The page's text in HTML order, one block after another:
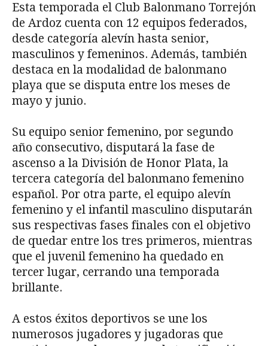
Esta temporada el Club Balonmano Torrejón
de Ardoz cuenta con 12 equipos federados,
desde categoría alevín hasta senior,
masculinos y femeninos. Además, también
destaca en la modalidad de balonmano
playa que se disputa entre los meses de
mayo y junio.
Su equipo senior femenino, por segundo
año consecutivo, disputará la fase de
ascenso a la División de Honor Plata, la
tercera categoría del balonmano femenino
español. Por otra parte, el equipo alevín
femenino y el infantil masculino disputarán
sus respectivas fases finales con el objetivo
de quedar entre los tres primeros, mientras
que el juvenil femenino ha quedado en
tercer lugar, cerrando una temporada
brillante.
A estos éxitos deportivos se une los
numerosos jugadores y jugadoras que